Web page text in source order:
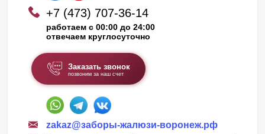
+7 (473) 707-36-14
работаем с 00:00 до 24:00
отвечаем круглосуточно
Заказать звонок
позвоним за наш счет
zakaz@заборы-жалюзи-воронеж.рф